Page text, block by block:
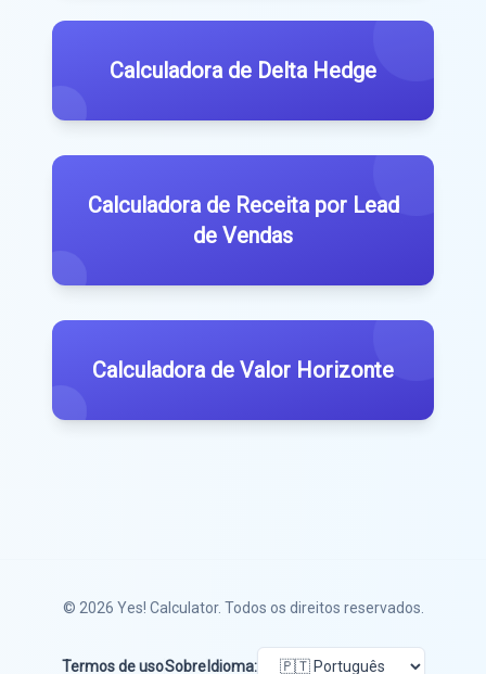
Calculadora de Delta Hedge
Calculadora de Receita por Lead
de Vendas
Calculadora de Valor Horizonte
© 2026 Yes! Calculator. Todos os direitos reservados.
Termos de usoSobre Idioma: